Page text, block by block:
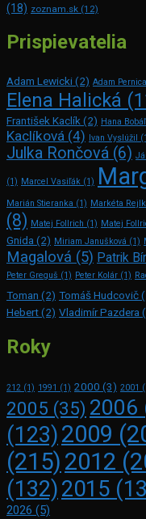
(18) zoznam.sk (12)
Prispievatelia
Adam Lewicki(2) Adam Pernica
Elena Halická
František Kaclík(2) Hana
Kaclíková (4) Ivan Vyslúžil
Julka Rončová (6)
(1) Marcel Vasiľák (1)
Marián Stieranka (1) Markéta
(8) Matej Follrich (1) Matej
Gnida(2) Miriam Janušková (1)
Magalová (5) Patrik
Peter Greguš (1) Peter Kolár (1)
Toman (2) Tomáš Hudcovič
Hebert(2) Vladimír Pazdera
Roky
212 (1) 1991 (1) 2000 (3) 2001
2005 (35) 2006
(123)2009
(215) 2012
(132)2015
2026 (5)